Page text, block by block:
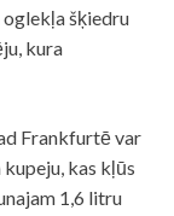
šķiedru
kura
Frankfurtē var
kas kļūs
1,6 litru